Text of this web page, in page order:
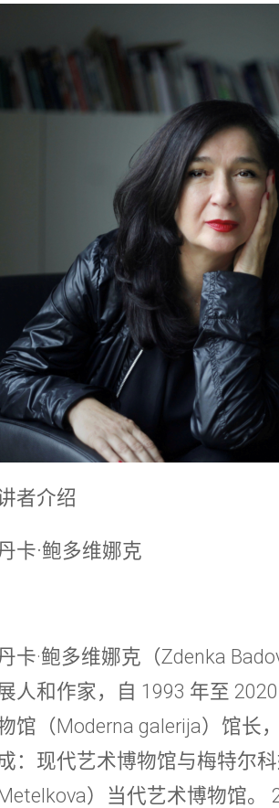
者介绍
卡·鲍多维娜克
卡·鲍多维娜克（Zdenka
人和作家，自 1993 年至
馆（Moderna galerija）馆长
：现代艺术博物馆与梅特尔
Metelkova）当代艺术博物馆